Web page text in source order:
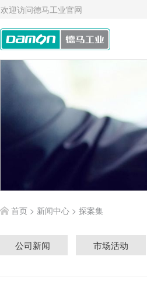
欢迎访问德马工业官网
首页 > 新闻中心 > 探案集
公司新闻 市场活动